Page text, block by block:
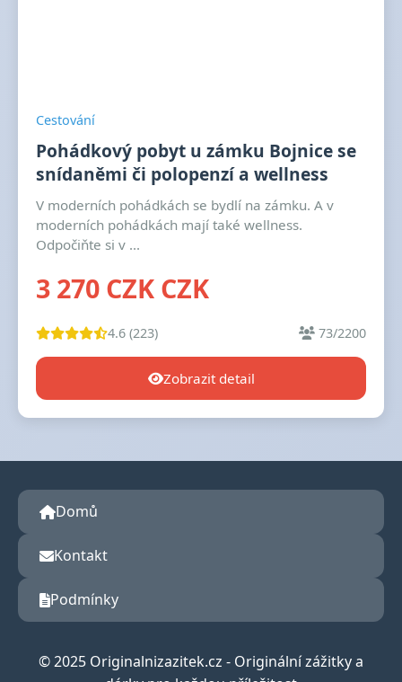
Cestování
Pohádkový pobyt u zámku Bojnice se
snídaněmi či polopenzí a wellness
V moderních pohádkách se bydlí na zámku. A v
moderních pohádkách mají také wellness.
Odpočiňte si v ...
3 270 CZK CZK
4.6 (223) 73/2200
Zobrazit detail
Domů
Kontakt
Podmínky
© 2025 Originalnizazitek.cz - Originální zážitky a